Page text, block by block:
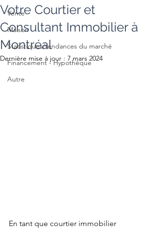
Vente
Maison
Statistiques/tendances du marché
Financement - Hypothèque
Autre
Votre Courtier et
Consultant Immobilier à
Montréal
Dernière mise à jour : 7 mars 2024
En tant que courtier immobilier